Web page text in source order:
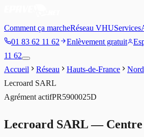
Comment ça marcheRéseau VHUServices
01 83 62 11 62
Enlèvement gratuit
11 62
Accueil
Réseau Hauts-de-France Nord
Lecroard SARL
Agrément actifPR5900025D
Lecroard SARL— Centre